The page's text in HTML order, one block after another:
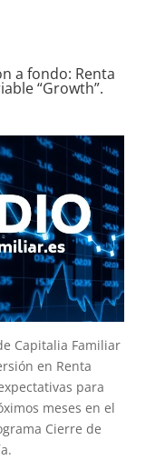
a fondo: Renta
“Growth”.
Capitalia Familiar
en Renta
para
meses en el
Cierre de